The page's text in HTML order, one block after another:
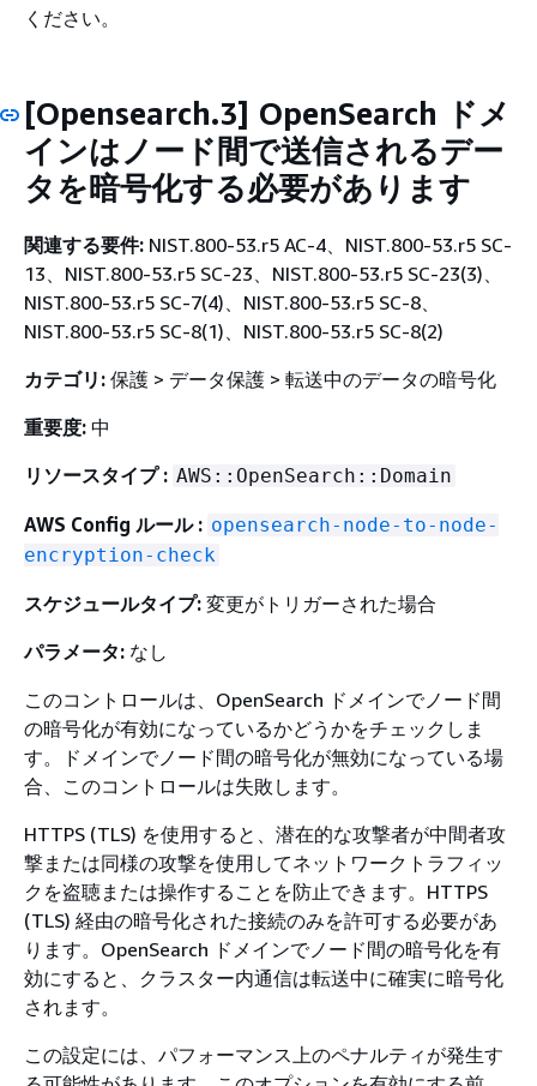
ください。
[Opensearch.3] OpenSearch ドメ
インはノード間で送信されるデー
タを暗号化する必要があります
関連する要件: NIST.800-53.r5 AC-4、NIST.800-53.r5 SC-
13、NIST.800-53.r5 SC-23、NIST.800-53.r5 SC-23(3)、
NIST.800-53.r5 SC-7(4)、NIST.800-53.r5 SC-8、
NIST.800-53.r5 SC-8(1)、NIST.800-53.r5 SC-8(2)
カテゴリ: 保護 > データ保護 > 転送中のデータの暗号化
重要度: 中
リソースタイプ : AWS::OpenSearch::Domain
AWS Config ルール : opensearch-node-to-node-
encryption-check
スケジュールタイプ: 変更がトリガーされた場合
パラメータ: なし
このコントロールは、OpenSearch ドメインでノード間
の暗号化が有効になっているかどうかをチェックしま
す。ドメインでノード間の暗号化が無効になっている場
合、このコントロールは失敗します。
HTTPS (TLS) を使用すると、潜在的な攻撃者が中間者攻
撃または同様の攻撃を使用してネットワークトラフィッ
クを盗聴または操作することを防止できます。HTTPS
(TLS) 経由の暗号化された接続のみを許可する必要があ
ります。OpenSearch ドメインでノード間の暗号化を有
効にすると、クラスター内通信は転送中に確実に暗号化
されます。
この設定には、パフォーマンス上のペナルティが発生す